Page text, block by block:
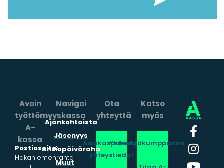
Avoin
työttömyyskassa
A-
kassa
Postiosoite:
Hakaniemenranta
Ota
yhteyttä
Asiakaspalvelun
yhteystiedot
Navigoi
Ajankohtaista
Jäsenyys
Ansiopäiväraha
Muut
Katso
myös
Yhteistyökumppanimme